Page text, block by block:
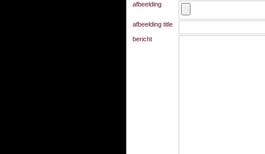
afbeelding
afbeelding title
bericht